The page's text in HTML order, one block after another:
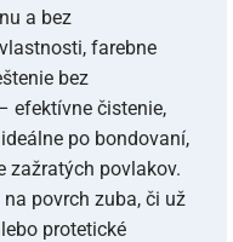
a bez
farebne
bez
efektívne čistenie,
po bondovaní,
zažratých povlakov.
povrch zuba, či už
protetické